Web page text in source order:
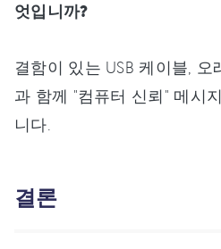
엇입니까?
결함이 있는 USB 케이블, 오
과 함께 "컴퓨터 신뢰" 메시
니다.
결론